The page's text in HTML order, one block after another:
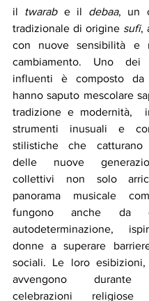
il twarab e il debaa, un
tradizionale di origine sufi,
con nuove sensibilità e
cambiamento. Uno
influenti è composto
hanno saputo mescolare
tradizione e modernità,
strumenti inusuali e
stilistiche che catturano
delle nuove
collettivi non solo
panorama musicale
fungono anche da
autodeterminazione,
donne a superare
sociali. Le loro
avvengono durante
celebrazioni